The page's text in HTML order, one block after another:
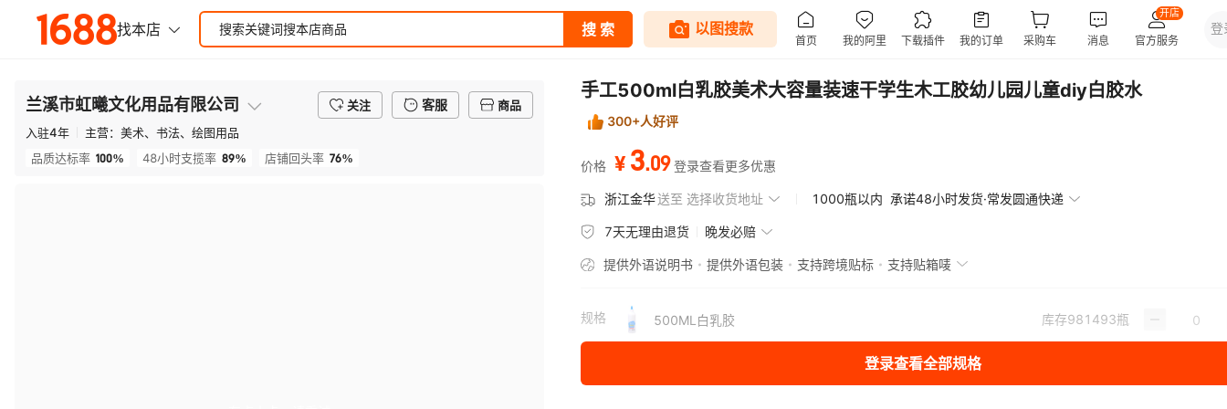
兰溪市虹曦文化用品有限公司 关注 客服
商品
入驻4年 主营： 美术、书法、绘图用品
品质达标率 100% 48小时支揽率 89% 店铺回头率 76%
手工500ml白乳胶美术大容量装速干学生木工胶幼儿园儿童diy白胶水
300+人好评
价格 ¥ 3.09 登录查看更多优惠
浙江金华送至 选择收货地址 1000瓶以内 承诺48小时发货·常发圆通快递
7天无理由退货 晚发必赔
提供外语说明书 提供外语包装 支持跨境贴标 支持贴箱唛
规格 500ML白乳胶 库存981493瓶
登录查看全部规格